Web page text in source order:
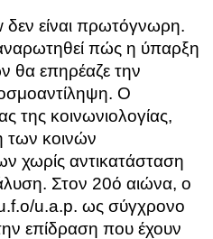
είναι πρωτόγνωρη.
πώς η ύπαρξη
θα επηρέαζε την
Ο
της κοινωνιολογίας,
των κοινών
χωρίς αντικατάσταση
Στον 20ό αιώνα, ο
u.a.p. ως σύγχρονο
επίδραση που έχουν